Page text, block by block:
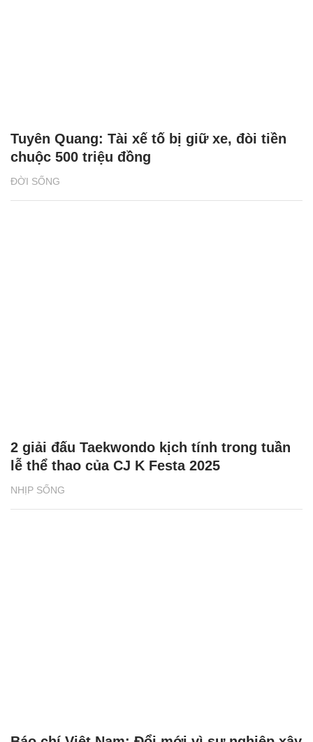
ĐỜI SỐNG
Tuyên Quang: Tài xế tố bị giữ xe, đòi tiền
chuộc 500 triệu đồng
NHỊP SỐNG
2 giải đấu Taekwondo kịch tính trong tuần
lễ thể thao của CJ K Festa 2025